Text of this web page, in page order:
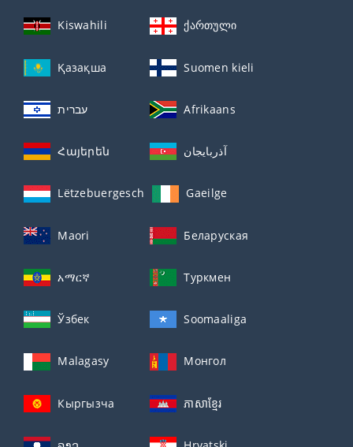
Kiswahili ქართული
Қазақша Suomen kieli
עברית Afrikaans
Հայերեն آذربايجان
Lëtzebuergesch Gaeilge
Maori Беларуская
አማርኛ Туркмен
Ўзбек Soomaaliga
Malagasy Монгол
Кыргызча ភាសាខ្មែរ